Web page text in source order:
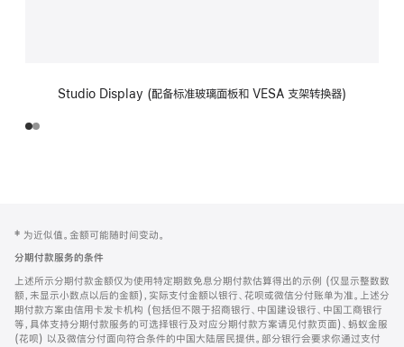
Studio Display (配备标准玻璃面板和 VESA 支架转换器)
页
页
脚
注
‡ 为近似值。金额可能随时间变动。
分期付款服务的条件
上述所示分期付款金额仅为使用特定期数免息分期付款估算得出的示例 (仅显示整数数
额，未显示小数点以后的金额)，实际支付金额以银行、花呗或微信分付账单为准。上述分
期付款方案由信用卡发卡机构 (包括但不限于招商银行、中国建设银行、中国工商银行
等，具体支持分期付款服务的可选择银行及对应分期付款方案请见付款页面)、蚂蚁金服
(花呗) 以及微信分付面向符合条件的中国大陆居民提供。部分银行会要求你通过支付